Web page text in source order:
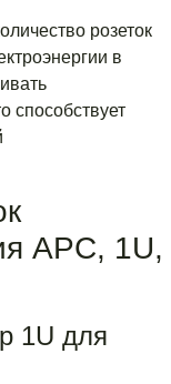
розеток
в
способствует
APC, 1U,
1U для